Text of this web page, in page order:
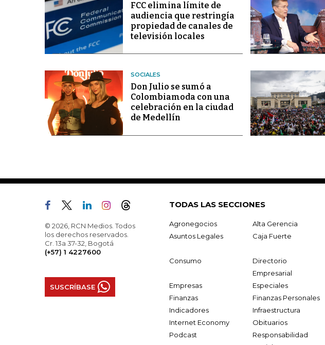
FCC elimina límite de
audiencia que restringía
propiedad de canales de
televisión locales
SOCIALES
Don Julio se sumó a
Colombiamoda con una
celebración en la ciudad
de Medellín
© 2026, RCN Medios. Todos
los derechos reservados.
Cr. 13a 37-32, Bogotá
(+57) 1 4227600
SUSCRÍBASE
TODAS LAS SECCIONES
Agronegocios Alta Gerencia
Asuntos Legales
Caja Fuerte
Consumo
Directorio
Empresarial
Empresas Especiales
Finanzas
Finanzas Personales
Indicadores
Infraestructura
Internet Economy
Obituarios
Podcast
Responsabilidad